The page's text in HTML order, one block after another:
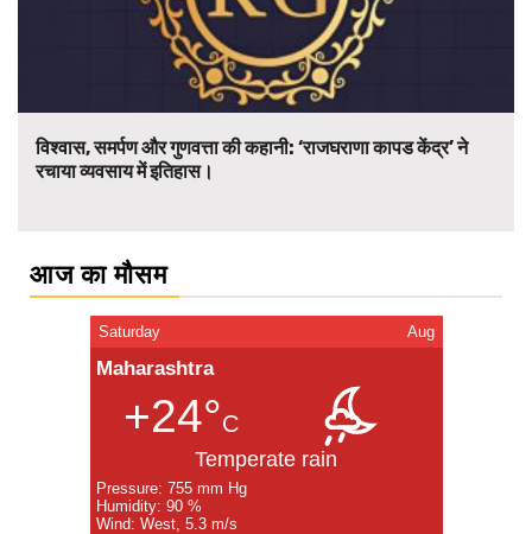
विश्वास, समर्पण और गुणवत्ता की कहानी: ‘राजघराणा कापड केंद्र’ ने
रचाया व्यवसाय में इतिहास।
आज का मौसम
Saturday Aug
Maharashtra
+24°C
Temperate rain
Pressure: 755 mm Hg
Humidity: 90 %
Wind: West, 5.3 m/s